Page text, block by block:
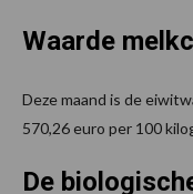
Waarde
Deze maand is de
570,26 euro per 100
De